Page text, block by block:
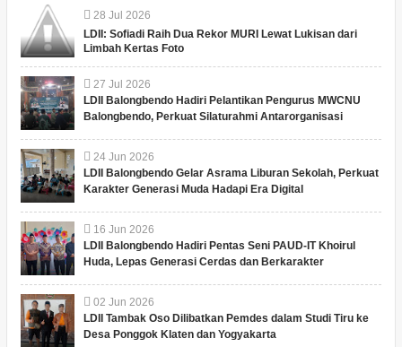
28 Jul 2026
LDII: Sofiadi Raih Dua Rekor MURI Lewat Lukisan dari
Limbah Kertas Foto
27 Jul 2026
LDII Balongbendo Hadiri Pelantikan Pengurus MWCNU
Balongbendo, Perkuat Silaturahmi Antarorganisasi
24 Jun 2026
LDII Balongbendo Gelar Asrama Liburan Sekolah, Perkuat
Karakter Generasi Muda Hadapi Era Digital
16 Jun 2026
LDII Balongbendo Hadiri Pentas Seni PAUD-IT Khoirul
Huda, Lepas Generasi Cerdas dan Berkarakter
02 Jun 2026
LDII Tambak Oso Dilibatkan Pemdes dalam Studi Tiru ke
Desa Ponggok Klaten dan Yogyakarta